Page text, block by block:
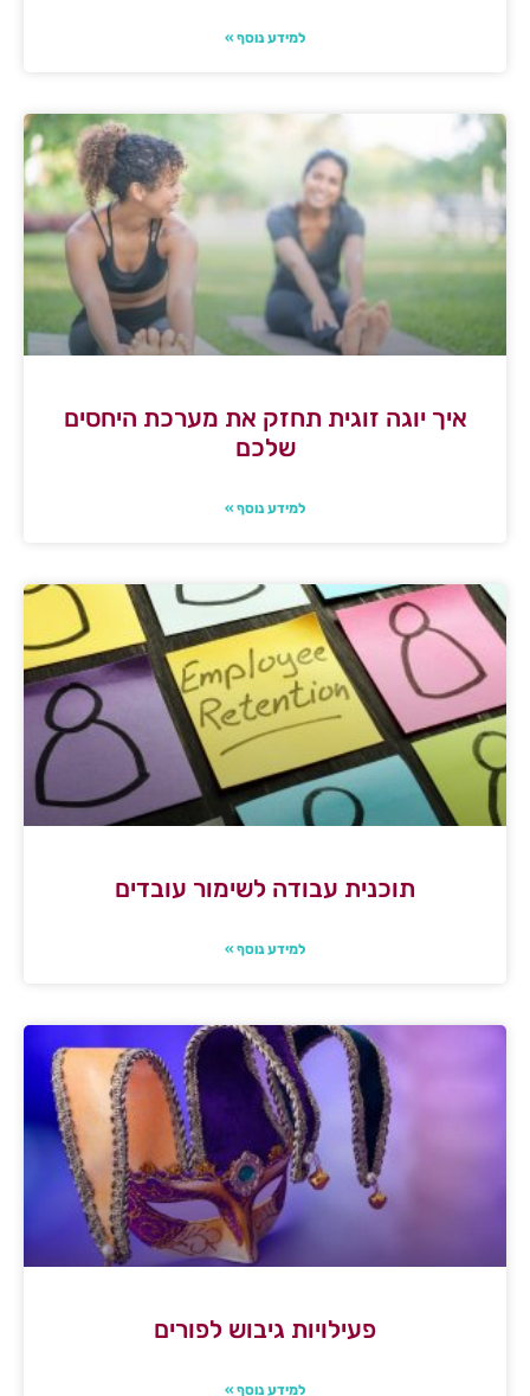
למידע נוסף »
איך יוגה זוגית תחזק את מערכת היחסים
שלכם
למידע נוסף »
תוכנית עבודה לשימור עובדים
למידע נוסף »
פעילויות גיבוש לפורים
למידע נוסף »